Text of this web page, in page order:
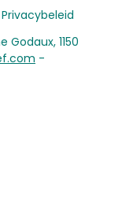
Privacybeleid
Godaux, 1150
-